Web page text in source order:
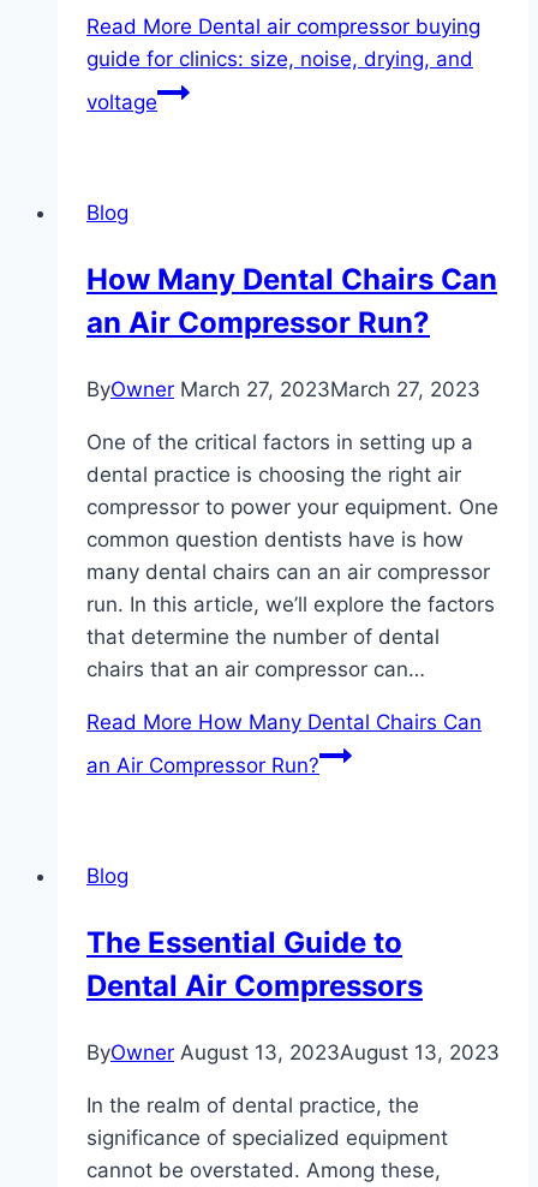
Read More Dental air compressor buying
guide for clinics: size, noise, drying, and
voltage
Blog
How Many Dental Chairs Can
an Air Compressor Run?
ByOwner March 27, 2023March 27, 2023
One of the critical factors in setting up a
dental practice is choosing the right air
compressor to power your equipment. One
common question dentists have is how
many dental chairs can an air compressor
run. In this article, we’ll explore the factors
that determine the number of dental
chairs that an air compressor can…
Read More How Many Dental Chairs Can
an Air Compressor Run?
Blog
The Essential Guide to
Dental Air Compressors
ByOwner August 13, 2023August 13, 2023
In the realm of dental practice, the
significance of specialized equipment
cannot be overstated. Among these,